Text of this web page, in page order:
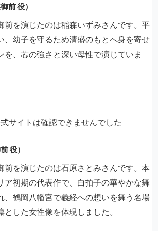
前 役）
前を演じたのは稲森いずみさんです。平
、幼子を守るため清盛のもとへ身を寄せ
を、芯の強さと深い母性で演じていま
サイトは確認できませんでした
役）
前を演じたのは石原さとみさんです。本
ア初期の代表作で、白拍子の華やかな舞
、鶴岡八幡宮で義経への想いを舞う名場
した女性像を体現しました。